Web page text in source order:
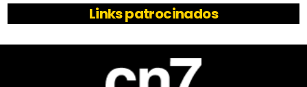
Links patrocinados